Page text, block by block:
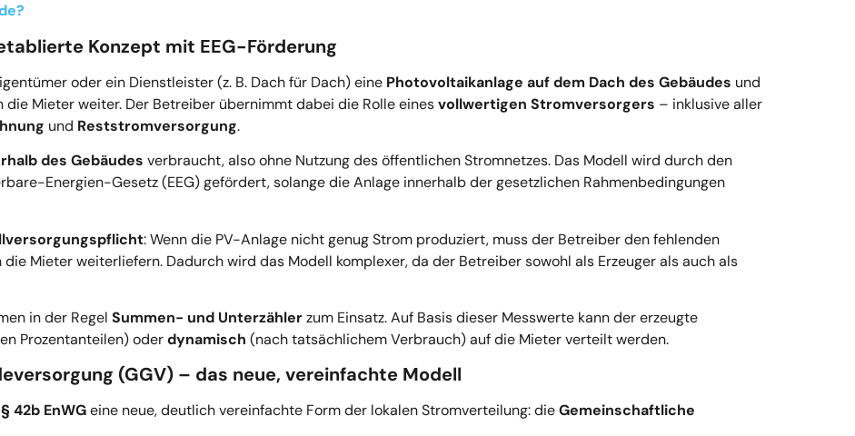
Konzept mit EEG-Förderung
oder ein Dienstleister (z. B. Dach für Dach) eine Photovoltaikanlage auf dem Dach des Gebäudes und
Mieter weiter. Der Betreiber übernimmt dabei die Rolle einesvollwertigen Stromversorgers – inklusive aller
und Reststromversorgung.
des Gebäudes verbraucht, also ohne Nutzung des öffentlichen Stromnetzes. Das Modell wird durch den
Energien-Gesetz (EEG) gefördert, solange die Anlage innerhalb der gesetzlichen Rahmenbedingungen
: Wenn die PV-Anlage nicht genug Strom produziert, muss der Betreiber den fehlenden
Mieter weiterliefern. Dadurch wird das Modell komplexer, da der Betreiber sowohl als Erzeuger als auch als
in der Regel Summen- und Unterzählerzum Einsatz. Auf Basis dieser Messwerte kann der erzeugte
Prozentanteilen) oderdynamisch (nach tatsächlichem Verbrauch) auf die Mieter verteilt werden.
(GGV) – das neue, vereinfachte Modell
§ 42b EnWGeine neue, deutlich vereinfachte Form der lokalen Stromverteilung: dieGemeinschaftliche